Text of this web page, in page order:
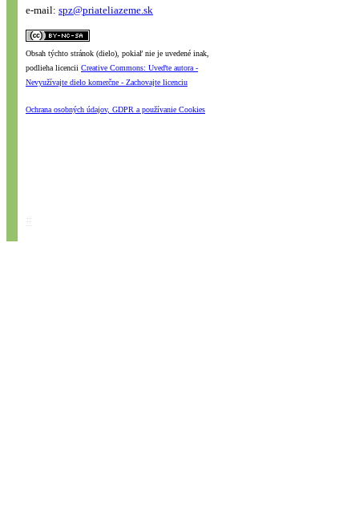
e-mail: spz@priateliazeme.sk
Obsah týchto stránok (dielo), pokiaľ nie je uvedené inak,
podlieha licencii Creative Commons: Uveďte autora -
Nevyužívajte dielo komerčne - Zachovajte licenciu
Ochrana osobných údajov, GDPR a používanie Cookies